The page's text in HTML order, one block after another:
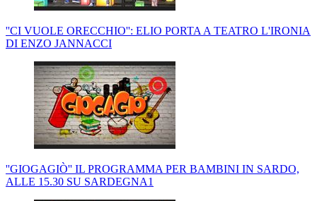
''CI VUOLE ORECCHIO'': ELIO PORTA A TEATRO L'IRONIA
DI ENZO JANNACCI
''GIOGAGIÒ'' IL PROGRAMMA PER BAMBINI IN SARDO,
ALLE 15.30 SU SARDEGNA1